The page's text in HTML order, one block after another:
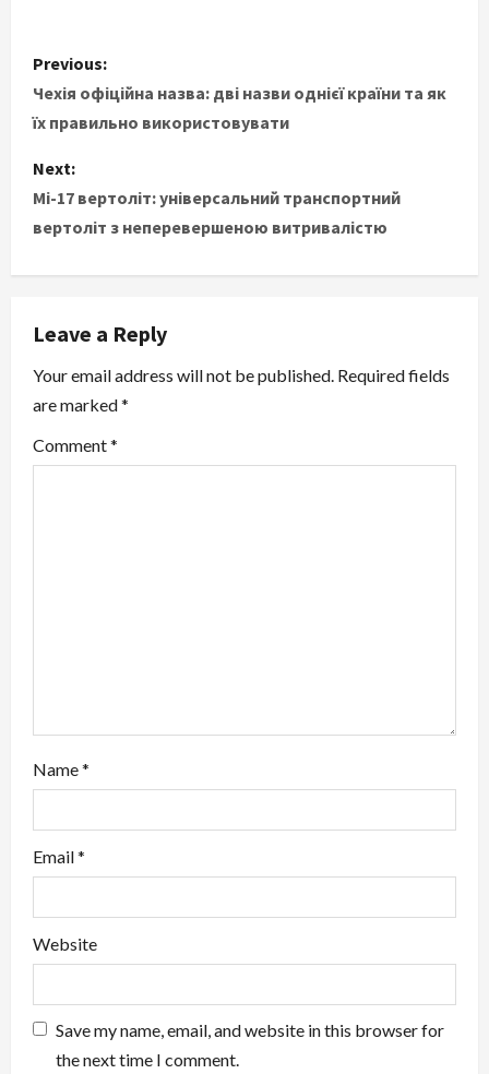
P
o
t
n
a
v
i
g
a
Previous:
Чехія офіційна назва: дві назви однієї країни та як
їх правильно використовувати
Next:
Мі-17 вертоліт: універсальний транспортний
вертоліт з неперевершеною витривалістю
Leave a Reply
Your email address will not be published. Required fields
are marked*
Comment*
Name*
Email*
Website
Save my name, email, and website in this browser for
the next time I comment.